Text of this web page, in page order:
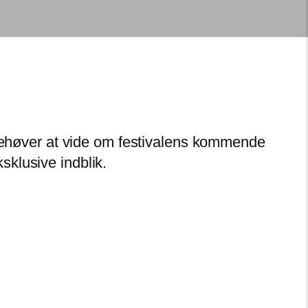
at vide om festivalens kommende
indblik.